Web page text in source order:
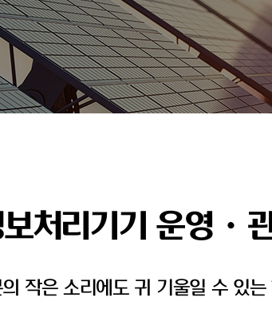
처리기기 운영ㆍ
작은 소리에도 귀 기울일 수 있